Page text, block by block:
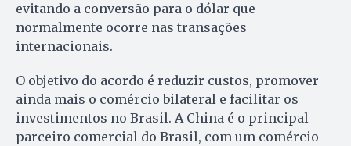
evitando a conversão para o dólar que
normalmente ocorre nas transações
internacionais.
O objetivo do acordo é reduzir custos, promover
ainda mais o comércio bilateral e facilitar os
investimentos no Brasil. A China é o principal
parceiro comercial do Brasil, com um comércio